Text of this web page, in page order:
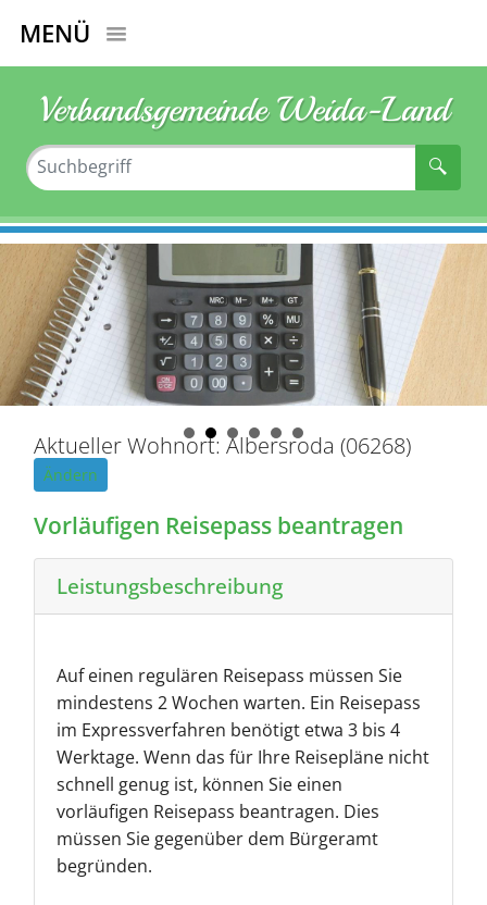
MENÜ
Verbandsgemeinde Weida-Land
Aktueller Wohnort: Albersroda (06268)
Ändern
Vorläufigen Reisepass beantragen
Leistungsbeschreibung
Auf einen regulären Reisepass müssen Sie
mindestens 2 Wochen warten. Ein Reisepass
im Expressverfahren benötigt etwa 3 bis 4
Werktage. Wenn das für Ihre Reisepläne nicht
schnell genug ist, können Sie einen
vorläufigen Reisepass beantragen. Dies
müssen Sie gegenüber dem Bürgeramt
begründen.